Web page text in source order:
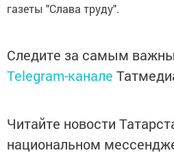
газеты "Слава труду".
Следите за самым
Telegram-канале
Читайте новости
национальном